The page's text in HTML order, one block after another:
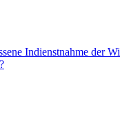
Indienstnahme der